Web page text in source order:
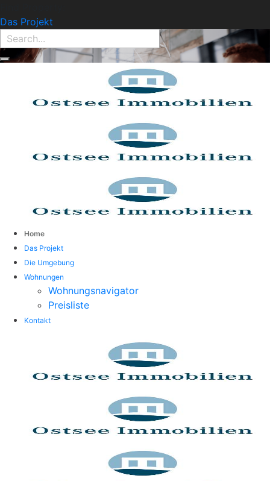
Das Projekt
Home
Das Projekt
Die Umgebung
Wohnungen
Wohnungsnavigator
Preisliste
Kontakt